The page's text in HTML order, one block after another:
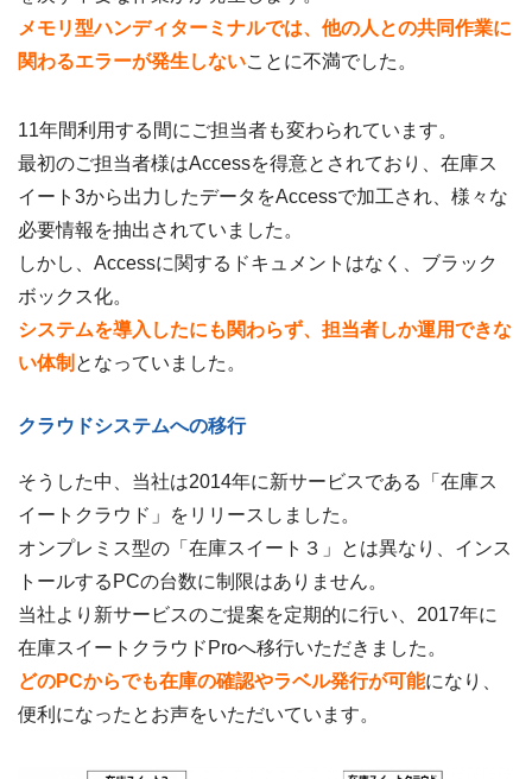
メモリ型ハンディターミナルでは、他の人との共同作業に
関わるエラーが発生しないことに不満でした。
11年間利用する間にご担当者も変わられています。
最初のご担当者様はAccessを得意とされており、在庫ス
イート3から出力したデータをAccessで加工され、様々な
必要情報を抽出されていました。
しかし、Accessに関するドキュメントはなく、ブラック
ボックス化。
システムを導入したにも関わらず、担当者しか運用できな
い体制 となっていました。
クラウドシステムへの移行
そうした中、当社は2014年に新サービスである「在庫ス
イートクラウド」をリリースしました。
オンプレミス型の「在庫スイート３」とは異なり、インス
トールするPCの台数に制限はありません。
当社より新サービスのご提案を定期的に行い、2017年に
在庫スイートクラウドProへ移行いただきました。
どのPCからでも在庫の確認やラベル発行が可能になり、
便利になったとお声をいただいています。